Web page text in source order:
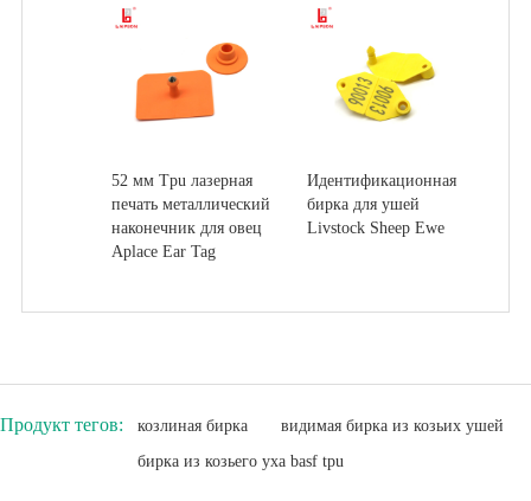
52 мм Tpu лазерная
печать металлический
наконечник для овец
Aplace Ear Tag
Идентификационная
бирка для ушей
Livstock Sheep Ewe
Продукт тегов: козлиная бирка
видимая бирка из козьих ушей
бирка из козьего уха basf tpu